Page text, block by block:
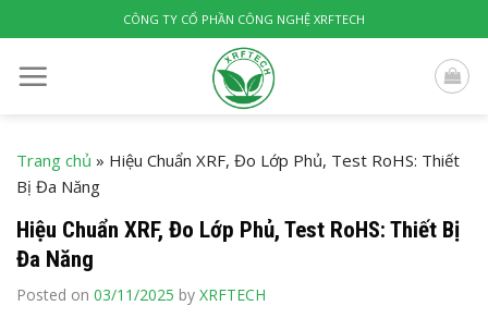
to
content
CÔNG TY CỔ PHẦN CÔNG NGHỆ XRFTECH
Trang chủ » Hiệu Chuẩn XRF, Đo Lớp Phủ, Test RoHS: Thiết
Bị Đa Năng
Hiệu Chuẩn XRF, Đo Lớp Phủ, Test RoHS: Thiết Bị
Đa Năng
Posted on 03/11/2025 by XRFTECH